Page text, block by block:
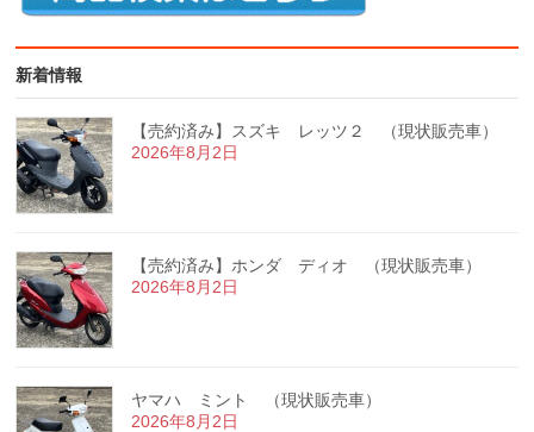
新着情報
【売約済み】スズキ レッツ２ （現状販売車）
2026年8月2日
【売約済み】ホンダ ディオ （現状販売車）
2026年8月2日
ヤマハ ミント （現状販売車）
2026年8月2日